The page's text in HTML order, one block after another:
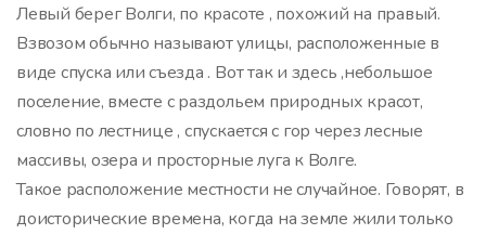
Левый берег Волги, по красоте , похожий на правый.
Взвозом обычно называют улицы, расположенные в
виде спуска или съезда . Вот так и здесь ,небольшое
поселение, вместе с раздольем природных красот,
словно по лестнице , спускается с гор через лесные
массивы, озера и просторные луга к Волге.
Такое расположение местности не случайное. Говорят, в
доисторические времена, когда на земле жили только